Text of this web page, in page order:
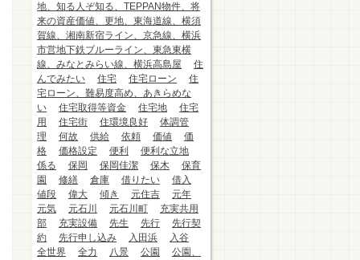
地、知る人ぞ知る、TEPPAN物件、将
来の資産価値、更地、東海道線、横須
賀線、湘南新宿ライン、京急線、横浜
市営地下鉄ブルーライン、東急東横
線、みなとみらい線、横浜高島屋
住
んでみたい
住宅 住宅ローン
住
宅ローン、難易度高め、あきらめな
い
住宅取得等資金 住宅地
住宅
用
住宅街 住環境良好
体調管
理
何故 供給 依頼 価値
価
格
価格設定 便利
便利な立地
係る
保岡 保岡佳潔 保木
保育
園
修繕 倉庫 借りたい
借入
値段
偉大 傾き 元住吉
元年
元気
元石川 元石川町
充実共用
部
充実設備 先生 先行
先行契
約
先行申し込み 入田浜
入谷
全世界
全力 八景 公園
公園、